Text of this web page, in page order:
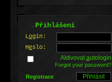
.Přihlášení
Login:
Heslo:
Aktivovatautologin
Forgot your password?
Registrace